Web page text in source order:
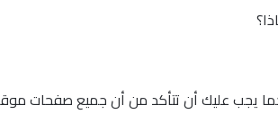
كما يجب عليك أن تتأكد من أن جميع صفحات